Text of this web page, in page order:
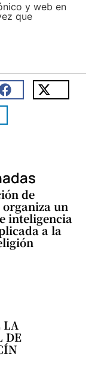
y web en
que
de
organiza un
inteligencia
a la
LA
DE